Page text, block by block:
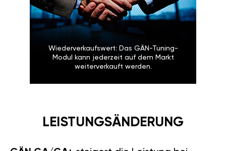
Wiederverkaufswert: Das GÄN-Tuning-
Modul kann jederzeit auf dem Markt
weiterverkauft werden.
LEISTUNGSÄNDERUNG